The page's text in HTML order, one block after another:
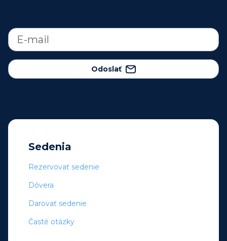
Odoslať
Sedenia
Rezervovať sedenie
Dôvera
Darovať sedenie
Časté otázky